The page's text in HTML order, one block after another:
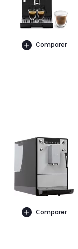
Comparer
Comparer